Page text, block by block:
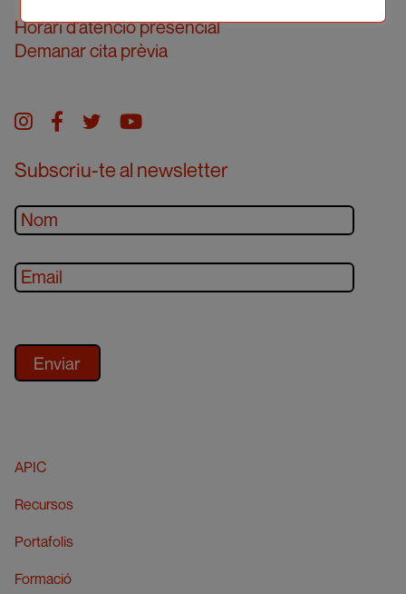
Horari d’atenció presencial
Demanar cita prèvia
Instagram
facebook
twitteryoutube
Subscriu-te al newsletter
APIC
Recursos
Portafolis
Formació